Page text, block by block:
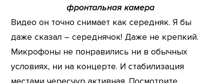
фронтальная камера
Видео он точно снимает как середняк. Я бы
даже сказал – середнячок! Даже не крепкий.
Микрофоны не понравились ни в обычных
условиях, ни на концерте. И стабилизация